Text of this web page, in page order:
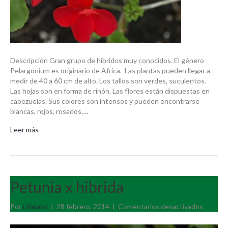
Descripción Gran grupo de híbridos muy conocidos. El género
Pelargonium es originario de Africa. Las plantas pueden llegar a
medir de 40 a 60 cm de alto. Los tallos son verdes, suculentos.
Las hojas son en forma de rinón. Las flores están dispuestas en
cabezuelas. Sus colores son intensos y pueden encontrarse
blancas, rojos, rosados.…
Leer más
Petunia x hibrida
Por ufmlabs | 28 febrero, 2014 | Comentarios desactivados